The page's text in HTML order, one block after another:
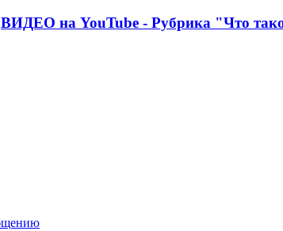
ВИДЕО на YouTube - Рубрика "Что